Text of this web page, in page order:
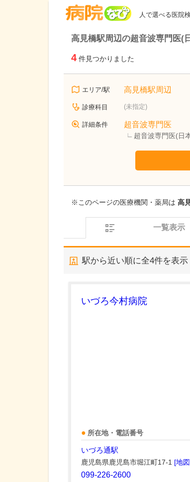
人で選べる医院
高見橋駅周辺の超音波専門医(
4 件見つかりました
エリア/駅 高見橋駅周辺
診療科目 (未指定)
詳細条件 超音波専門医
超音波専門医(日
※このページの医療機関・薬局は 高
一覧表示
駅から近い順に全4件を表示
いづろ今村病院
所在地・電話番号
いづろ通駅
鹿児島県鹿児島市堀江町17-1 [地
099-226-2600